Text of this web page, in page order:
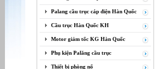
Palang cầu trục cáp điện Hàn Quốc
Cầu trục Hàn Quốc KH
Motor giảm tốc KG Hàn Quốc
Phụ kiện Palăng cầu trục
Thiết bị phòng nổ